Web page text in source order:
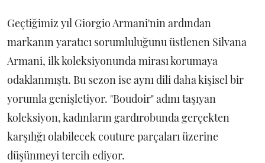
Geçtiğimiz yıl Giorgio Armani'nin ardından
markanın yaratıcı sorumluluğunu üstlenen Silvana
Armani, ilk koleksiyonunda mirası korumaya
odaklanmıştı. Bu sezon ise aynı dili daha kişisel bir
yorumla genişletiyor. "Boudoir" adını taşıyan
koleksiyon, kadınların gardırobunda gerçekten
karşılığı olabilecek couture parçaları üzerine
düşünmeyi tercih ediyor.